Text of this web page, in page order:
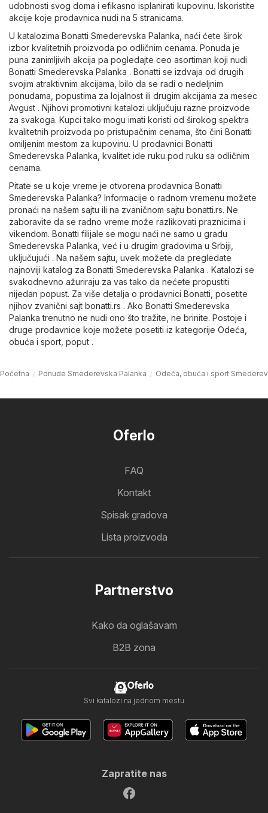
udobnosti svog doma i efikasno isplanirati kupovinu. Iskoristite
akcije koje prodavnica nudi na 5 stranicama.
U katalozima Bonatti Smederevska Palanka, naći ćete širok
izbor kvalitetnih proizvoda po odličnim cenama. Ponuda je
puna zanimljivih akcija pa pogledajte ceo asortiman koji nudi
Bonatti Smederevska Palanka . Bonatti se izdvaja od drugih
svojim atraktivnim akcijama, bilo da se radi o nedeljnim
ponudama, popustima za lojalnost ili drugim akcijama za mesec
Avgust . Njihovi promotivni katalozi uključuju razne proizvode
za svakoga. Kupci tako mogu imati koristi od širokog spektra
kvalitetnih proizvoda po pristupačnim cenama, što čini Bonatti
omiljenim mestom za kupovinu. U prodavnici Bonatti
Smederevska Palanka, kvalitet ide ruku pod ruku sa odličnim
cenama.
Pitate se u koje vreme je otvorena prodavnica Bonatti
Smederevska Palanka? Informacije o radnom vremenu možete
pronaći na našem sajtu ili na zvaničnom sajtu bonatti.rs. Ne
zaboravite da se radno vreme može razlikovati praznicima i
vikendom. Bonatti filijale se mogu naći ne samo u gradu
Smederevska Palanka, već i u drugim gradovima u Srbiji,
uključujući . Na našem sajtu, uvek možete da pregledate
najnoviji katalog za Bonatti Smederevska Palanka . Katalozi se
svakodnevno ažuriraju za vas tako da nećete propustiti
nijedan popust. Za više detalja o prodavnici Bonatti, posetite
njihov zvanični sajt bonatti.rs . Ako Bonatti Smederevska
Palanka trenutno ne nudi ono što tražite, ne brinite. Postoje i
druge prodavnice koje možete posetiti iz kategorije Odeća,
obuća i sport , poput .
Početna Ponude Smederevska Palanka Odeća, obuća i sport
Oferlo
FAQ
Kontakt
Spisak gradova
Lista proizvoda
Partnerstvo
Kako da oglašavam
B2B zona
Oferlo
Svi katalozi na jednom mestu
Zapratite nas